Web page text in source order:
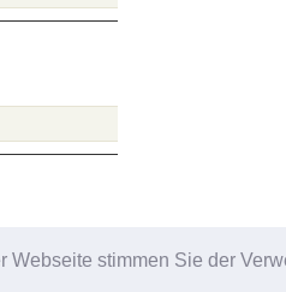
stimmen Sie der